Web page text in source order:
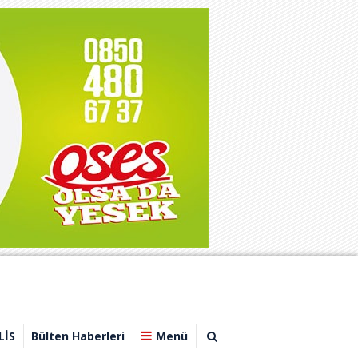
Bülten Haberleri Menü